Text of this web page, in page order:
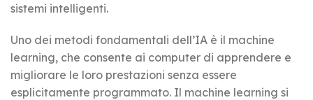
sistemi intelligenti.
Uno dei metodi fondamentali dell’IA è il machine
learning, che consente ai computer di apprendere e
migliorare le loro prestazioni senza essere
esplicitamente programmato. Il machine learning si